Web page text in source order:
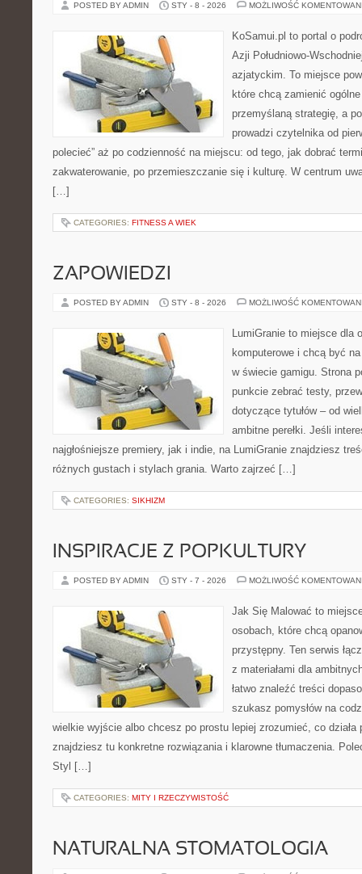
POSTED BY ADMIN STY - 8 - 2026 MOŻLIWOŚĆ
KoSamui.pl to portal o
Azji Południowo-
azjatyckim. To miejsce
które chcą zamienić
przemyślaną strategię, a
prowadzi czytelnika od
polecieć” aż po codzienność na miejscu: od tego, jak dobrać
zakwaterowanie, po przemieszczanie się i kulturę. W centrum
[…]
CATEGORIES: FITNESS A WIEK
ZAPOWIEDZI
POSTED BY ADMIN STY - 8 - 2026 MOŻLIWOŚĆ
LumiGranie to miejsce dla
komputerowe i chcą być
w świecie gamigu. Strona
punkcie zebrać testy,
dotyczące tytułów – od
ambitne perełki. Jeśli
najgłośniejsze premiery, jak i indie, na LumiGranie znajdziesz
różnych gustach i stylach grania. Warto zajrzeć […]
CATEGORIES: SIKHIZM
INSPIRACJE Z POPKULTURY
POSTED BY ADMIN STY - 7 - 2026 MOŻLIWOŚĆ
Jak Się Malować to
osobach, które chcą
przystępny. Ten serwis
z materiałami dla
łatwo znaleźć treści
szukasz pomysłów na
wielkie wyjście albo chcesz po prostu lepiej zrozumieć, co działa
znajdziesz tu konkretne rozwiązania i klarowne tłumaczenia.
Styl […]
CATEGORIES: MITY I RZECZYWISTOŚĆ
NATURALNA STOMATOLOGIA